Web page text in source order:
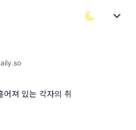
져 있는 각자의 취